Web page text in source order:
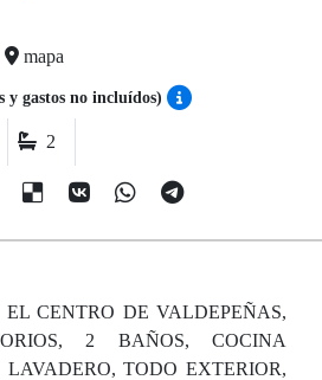
mapa
y gastos no incluídos)
2
CENTRO DE VALDEPEÑAS,
2 BAÑOS, COCINA
TODO EXTERIOR,